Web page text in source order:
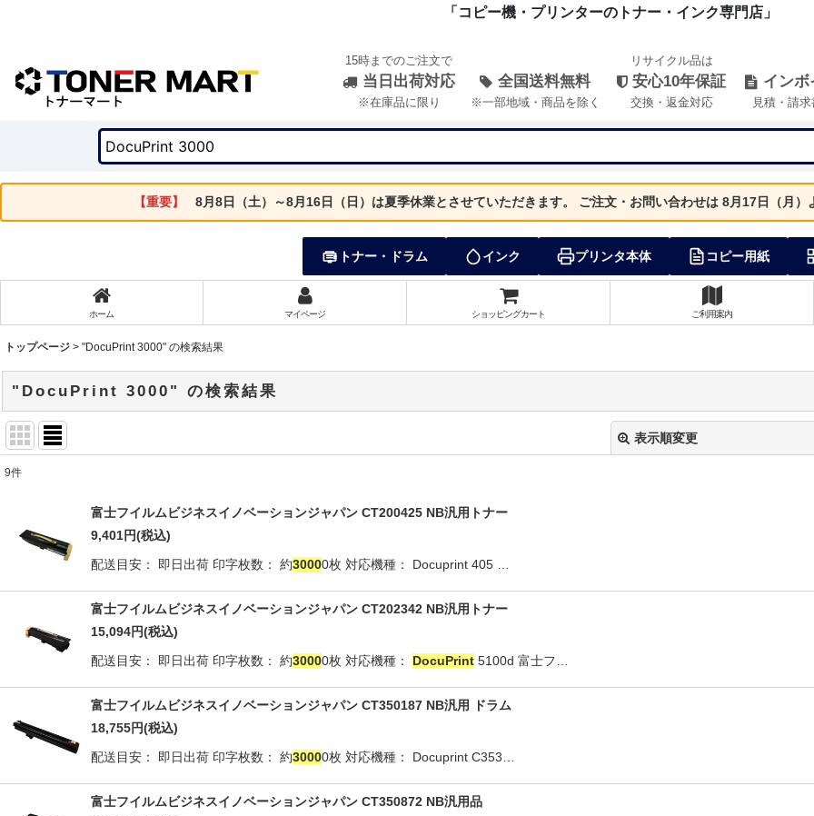
「コピー機・プリンターのトナー・インク専門店」
15時までのご注文で
当日出荷対応
※在庫品に限り
全国送料無料
※一部地域・商品を除く
リサイクル品は
安心10年保証
交換・返金対応
インボ
見積・請
【重要】 8月8日（土）～8月16日（日）は夏季休業とさせていただきます。 ご注文・お問い合わせは 8月17日（月
トナー・ドラム インク プリンタ本体 コピー用紙
ホーム マイページ ショッピングカート ご利用案内
トップページ > "DocuPrint 3000" の検索結果
"DocuPrint 3000" の検索結果
表示順変更
表示数
9件
富士フイルムビジネスイノベーションジャパン CT200425 NB汎用トナー
9,401円(税込)
配送目安： 即日出荷 印字枚数： 約30000枚 対応機種： Docuprint 405 …
富士フイルムビジネスイノベーションジャパン CT202342 NB汎用トナー
15,094円(税込)
配送目安： 即日出荷 印字枚数： 約30000枚 対応機種： DocuPrint 5100d 富士フ…
富士フイルムビジネスイノベーションジャパン CT350187 NB汎用 ドラム
18,755円(税込)
配送目安： 即日出荷 印字枚数： 約30000枚 対応機種： Docuprint C353…
富士フイルムビジネスイノベーションジャパン CT350872 NB汎用品